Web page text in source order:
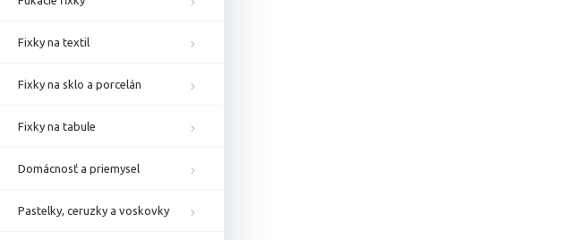
Fixky na textil
Fixky na sklo a porcelán
Fixky na tabule
Domácnosť a priemysel
Pastelky, ceruzky a voskovky